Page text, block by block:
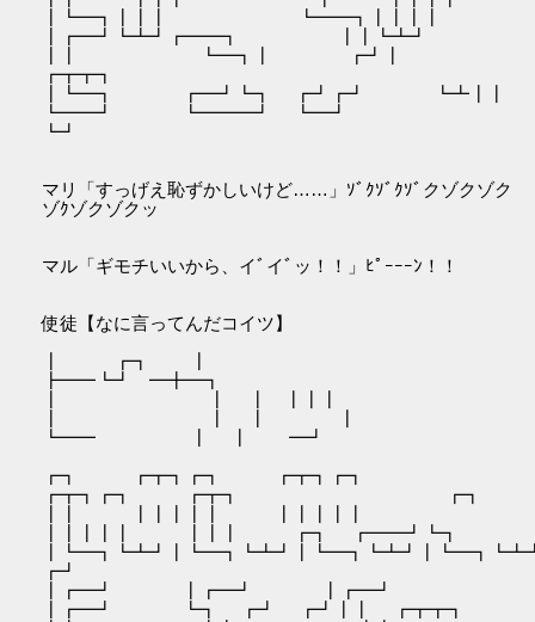
┃┗━┓┃┃┃ ┗━━┓┃┃┃┃
┃┏━┛┗┻┛┏━━┓ ┃┃┗┻┛
┃┃ ┗━┓┃ ┏┛┃
┏┳┳┓
┃┗━┓ ┏━┛┗┓ ┏┛┏┛ ┗┻┃┃
┗━━┛ ┗━━━┛ ┗━┛
┗┛
マリ「すっげえ恥ずかしいけど……」ｿﾞｸｿﾞｸｿﾞクゾクゾク
ゾｸゾクゾクッ
マル「ギモチいいから、イﾞイﾞッ！！」ﾋﾟｰｰｰﾝ！！
使徒【なに言ってんだコイツ】
┃ ┏┓ ┃
┣━━┗┛ ━╋━┓
┗━━ ┃ ┃ ━┛
┏┓ ┏┳┓┏┓ ┏┳┓┏┓
┏┳┓┏┓ ┏┳┓ ┏┓
┃┃┃┃┃ ┃┃┃ ┏┓ ┏━━┛┗┓
┏┛
┃┏━┛ ┃┏━┛ ┃┏━┛
┃┏━┛ ┗┓ ┏┛ ┏┛┃┃ ┏┳┳┓